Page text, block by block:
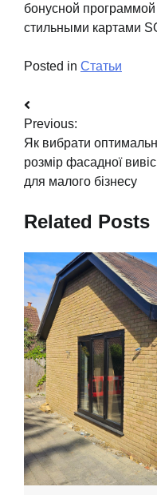
бонусной
стильными картами
Posted in Статьи
Навигация
по
записям
Previous:
Як вибрати
розмір фасадної
для малого бізнесу
Related Posts